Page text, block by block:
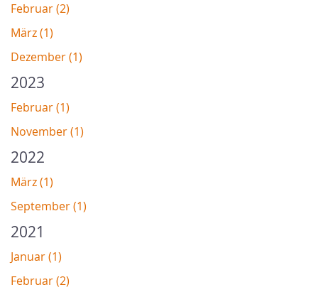
Februar (2)
März (1)
Dezember (1)
2023
Februar (1)
November (1)
2022
März (1)
September (1)
2021
Januar (1)
Februar (2)